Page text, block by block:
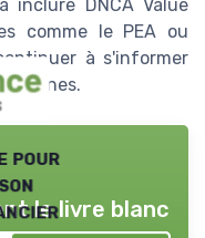
inclure DNCA Value
comme le PEA ou
à s'informer
pour
le livre blanc